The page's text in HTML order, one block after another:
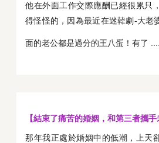
他在外面工作交際應酬已經很累只
得怪怪的，因為最近在迷韓劇-大老
面的老公都是過分的王八蛋！有了 ....
【結束了痛苦的婚姻，和第三者攜手
那年我正處於婚姻中的低潮，上天